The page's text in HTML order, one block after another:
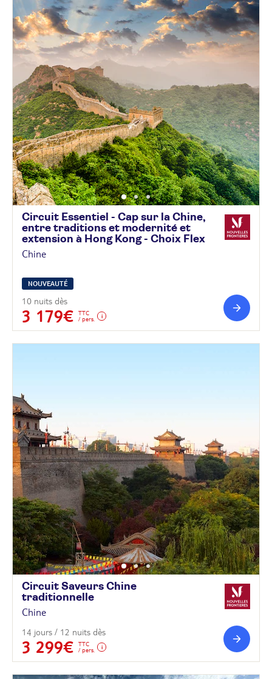
Circuit Essentiel - Cap sur la Chine,
entre traditions et modernité et
extension à Hong Kong - Choix Flex
Chine
NOUVEAUTÉ
10 nuits dès
3 179€
TTC
/ pers.
Circuit Saveurs Chine
traditionnelle
Chine
14 jours / 12 nuits dès
3 299€
TTC
/ pers.